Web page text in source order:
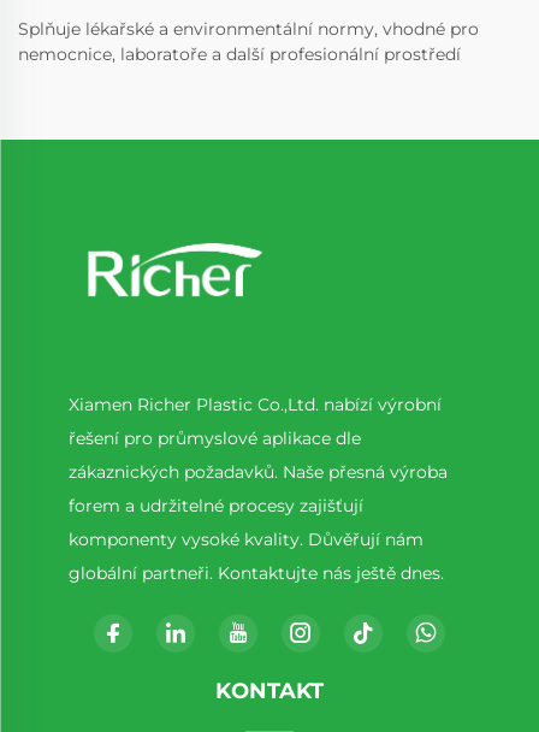
Splňuje lékařské a environmentální normy, vhodné pro
nemocnice, laboratoře a další profesionální prostředí
Xiamen Richer Plastic Co.,Ltd. nabízí výrobní
řešení pro průmyslové aplikace dle
zákaznických požadavků. Naše přesná výroba
forem a udržitelné procesy zajišťují
komponenty vysoké kvality. Důvěřují nám
globální partneři. Kontaktujte nás ještě dnes.
KONTAKT